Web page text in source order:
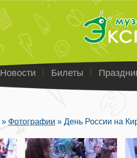
Новости Билеты
» Фотографии » День России на